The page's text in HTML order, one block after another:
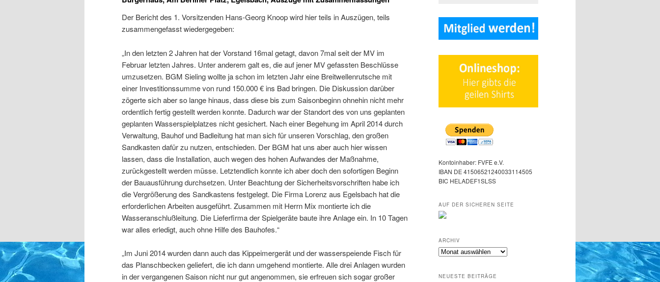
Der Bericht des 1. Vorsitzenden Hans-Georg Knoop wird hier teils in Auszügen, teils
zusammengefasst wiedergegeben:
„In den letzten 2 Jahren hat der Vorstand 16mal getagt, davon 7mal seit der MV im
Februar letzten Jahres. Unter anderem galt es, die auf jener MV gefassten Beschlüsse
umzusetzen. BGM Sieling wollte ja schon im letzten Jahr eine Breitwellenrutsche mit
einer Investitionssumme von rund 150.000 € ins Bad bringen. Die Diskussion darüber
zögerte sich aber so lange hinaus, dass diese bis zum Saisonbeginn ohnehin nicht mehr
ordentlich fertig gestellt werden konnte. Dadurch war der Standort des von uns geplanten
geplanten Wasserspielplatzes nicht gesichert. Nach einer Begehung im April 2014 durch
Verwaltung, Bauhof und Badleitung hat man sich für unseren Vorschlag, den großen
Sandkasten dafür zu nutzen, entschieden. Der BGM hat uns aber auch hier wissen
lassen, dass die Installation, auch wegen des hohen Aufwandes der Maßnahme,
zurückgestellt werden müsse. Letztendlich konnte ich aber doch den sofortigen Beginn
der Bauausführung durchsetzen. Unter Beachtung der Sicherheitsvorschriften habe ich
die Vergrößerung des Sandkastens festgelegt. Die Firma Lorenz aus Egelsbach hat die
erforderlichen Arbeiten ausgeführt. Zusammen mit Herrn Mix montierte ich die
Wasseranschlußleitung. Die Lieferfirma der Spielgeräte baute ihre Anlage ein. In 10 Tagen
war alles erledigt, auch ohne Hilfe des Bauhofes.“
„Im Juni 2014 wurden dann auch das Kippeimergerät und der wasserspeiende Fisch für
das Planschbecken geliefert, die ich dann umgehend montierte. Alle drei Anlagen wurden
in der vergangenen Saison nicht nur gut angenommen, sie erfreuen sich sogar großer
Kontoinhaber: FVFE e.V.
IBAN DE 41506521240033114505
BIC HELADEF1SLSS
AUF DER SICHEREN SEITE
ARCHIV
Archiv
NEUESTE BEITRÄGE